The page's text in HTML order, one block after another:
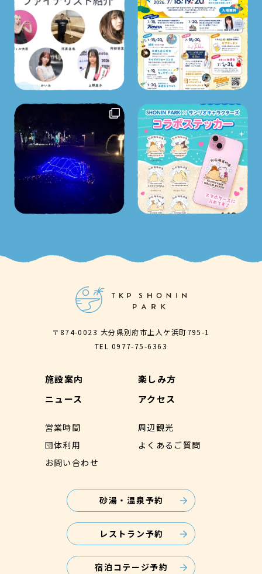
〒874-0023 大分県別府市上人ケ浜町795-1
TEL 0977-75-6363
施設案内
楽しみ方
ニュース
アクセス
営業時間
周辺観光
団体利用
よくあるご質問
お問い合わせ
砂湯・温泉予約
レストラン予約
宿泊コテージ予約